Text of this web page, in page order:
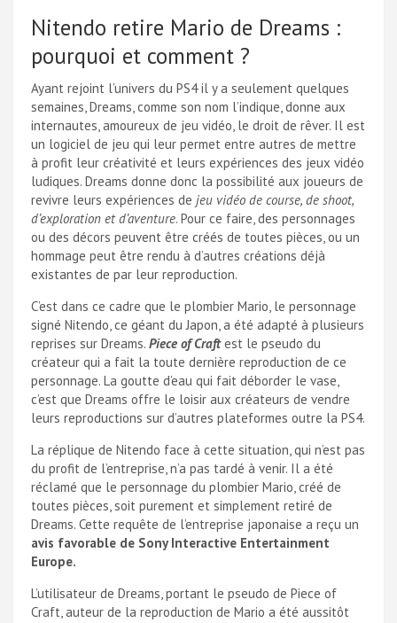
Nitendo retire Mario de Dreams :
pourquoi et comment ?
Ayant rejoint l’univers du PS4 il y a seulement quelques
semaines, Dreams, comme son nom l’indique, donne aux
internautes, amoureux de jeu vidéo, le droit de rêver. Il est
un logiciel de jeu qui leur permet entre autres de mettre
à profit leur créativité et leurs expériences des jeux vidéo
ludiques. Dreams donne donc la possibilité aux joueurs de
revivre leurs expériences de jeu vidéo de course, de shoot,
d’exploration et d’aventure. Pour ce faire, des personnages
ou des décors peuvent être créés de toutes pièces, ou un
hommage peut être rendu à d’autres créations déjà
existantes de par leur reproduction.
C’est dans ce cadre que le plombier Mario, le personnage
signé Nitendo, ce géant du Japon, a été adapté à plusieurs
reprises sur Dreams. Piece of Craftest le pseudo du
créateur qui a fait la toute dernière reproduction de ce
personnage. La goutte d’eau qui fait déborder le vase,
c’est que Dreams offre le loisir aux créateurs de vendre
leurs reproductions sur d’autres plateformes outre la PS4.
La réplique de Nitendo face à cette situation, qui n’est pas
du profit de l’entreprise, n’a pas tardé à venir. Il a été
réclamé que le personnage du plombier Mario, créé de
toutes pièces, soit purement et simplement retiré de
Dreams. Cette requête de l’entreprise japonaise a reçu un
avis favorable de Sony Interactive Entertainment
Europe.
L’utilisateur de Dreams, portant le pseudo de Piece of
Craft, auteur de la reproduction de Mario a été aussitôt